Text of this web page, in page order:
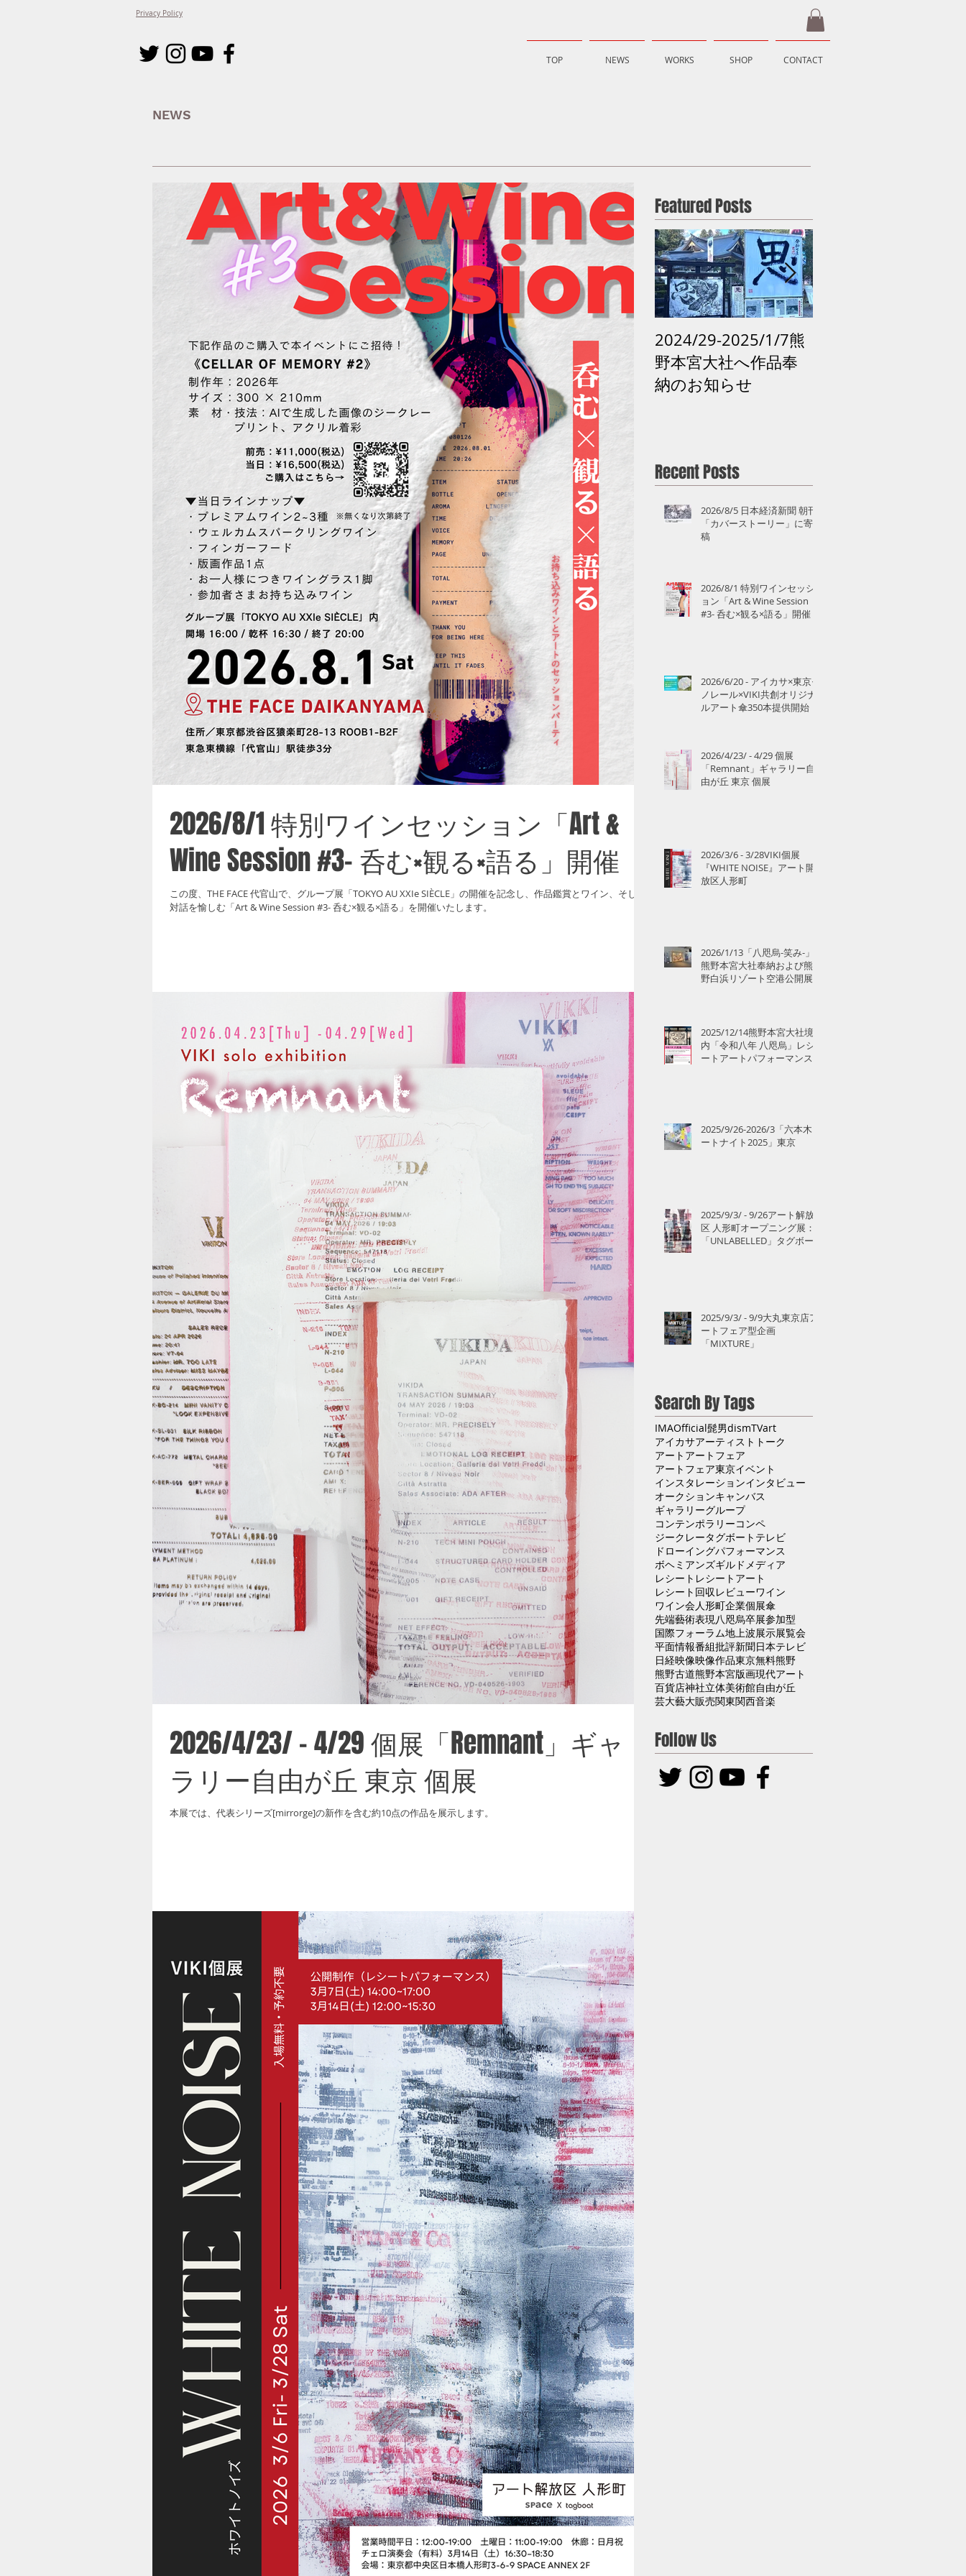
Privacy Policy
TOP NEWS WORKS SHOP CONTACT
NEWS
2026/8/1 特別ワインセッション「Art &
Wine Session #3- 呑む×観る×語る」開催
この度、THE FACE 代官山で、グループ展「TOKYO AU XXIe SIÈCLE」の開催を記念し、作品鑑賞とワイン、そして
対話を愉しむ「Art & Wine Session #3- 呑む×観る×語る」を開催いたします。
2026/4/23/ - 4/29 個展「Remnant」ギャ
ラリー自由が丘 東京 個展
本展では、代表シリーズ[mirrorge]の新作を含む約10点の作品を展示します。
Featured Posts
2024/29-2025/1/7熊
野本宮大社へ作品奉
納のお知らせ
Recent Posts
2026/8/5 日本経済新聞 朝刊
「カバーストーリー」に寄
稿
2026/8/1 特別ワインセッシ
ョン「Art & Wine Session
#3- 呑む×観る×語る」開催
2026/6/20 - アイカサ×東京モ
ノレール×VIKI共創オリジナ
ルアート傘350本提供開始
2026/4/23/ - 4/29 個展
「Remnant」ギャラリー自
由が丘 東京 個展
2026/3/6 - 3/28VIKI個展
『WHITE NOISE』アート開
放区人形町
2026/1/13「八咫烏-笑み-」
熊野本宮大社奉納および熊
野白浜リゾート空港公開展
2025/12/14熊野本宮大社境
内「令和八年 八咫烏」レシ
ートアートパフォーマンス
2025/9/26-2026/3「六本木ア
ートナイト2025」東京
2025/9/3/ - 9/26アート解放
区 人形町オープニング展：
「UNLABELLED」タグボー
2025/9/3/ - 9/9大丸東京店ア
ートフェア型企画
「MIXTURE」
Search By Tags
IMAOfficial髭男dismTVart
アイカサアーティストトーク
アート アートフェア
アートフェア東京イベント
インスタレーションインタビュー
オークションキャンバス
ギャラリーグループ
コンテンポラリーコンペ
ジークレータグボート テレビ
ドローイングパフォーマンス
ボヘミアンズギルド メディア
レシート レシートアート
レシート回収レビューワイン
ワイン会人形町企業個展傘
先端藝術表現八咫烏卒展参加型
国際フォーラム地上波展示展覧会
平面情報番組批評新聞日本テレビ
日経映像映像作品東京無料熊野
熊野古道熊野本宮版画現代アート
百貨店神社立体美術館自由が丘
芸大藝大販売関東関西音楽
Follow Us